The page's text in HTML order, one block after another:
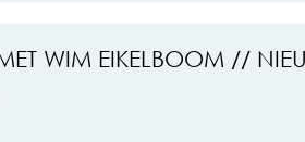
WIM EIKELBOOM //